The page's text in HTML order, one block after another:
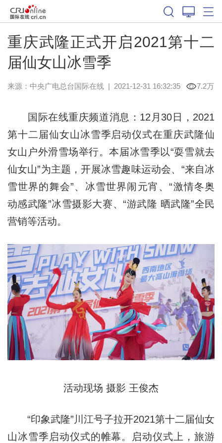
重庆武隆正式开启2021第十二
届仙女山冰雪季
来源： 中央广电总台国际在线| 2021-12-31 16:32:35 7.2万
国际在线重庆频道消息：12月30日，2021
第十二届仙女山冰雪季启动仪式在重庆武隆仙
女山户外滑雪场举行。本届冰雪季以“耍雪就去
仙女山”为主题，开展冰雪趣味运动会、“来自冰
雪世界的舞会”、冰雪世界闹元宵、“激情冬奥
动感武隆”冰雪摄影大赛、“游武隆 晒武隆”全民
营销等活动。
活动现场 摄影 王俊杰
“印象武隆”川江号子拉开2021第十二届仙女
山冰雪季启动仪式的帷幕。启动仪式上，旅游